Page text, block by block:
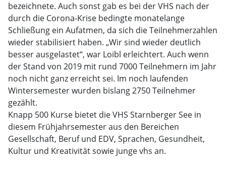
bezeichnete. Auch sonst gab es bei der VHS nach der
durch die Corona-Krise bedingte monatelange
Schließung ein Aufatmen, da sich die Teilnehmerzahlen
wieder stabilisiert haben. „Wir sind wieder deutlich
besser ausgelastet“, war Loibl erleichtert. Auch wenn
der Stand von 2019 mit rund 7000 Teilnehmern im Jahr
noch nicht ganz erreicht sei. Im noch laufenden
Wintersemester wurden bislang 2750 Teilnehmer
gezählt.
Knapp 500 Kurse bietet die VHS Starnberger See in
diesem Frühjahrsemester aus den Bereichen
Gesellschaft, Beruf und EDV, Sprachen, Gesundheit,
Kultur und Kreativität sowie junge vhs an.